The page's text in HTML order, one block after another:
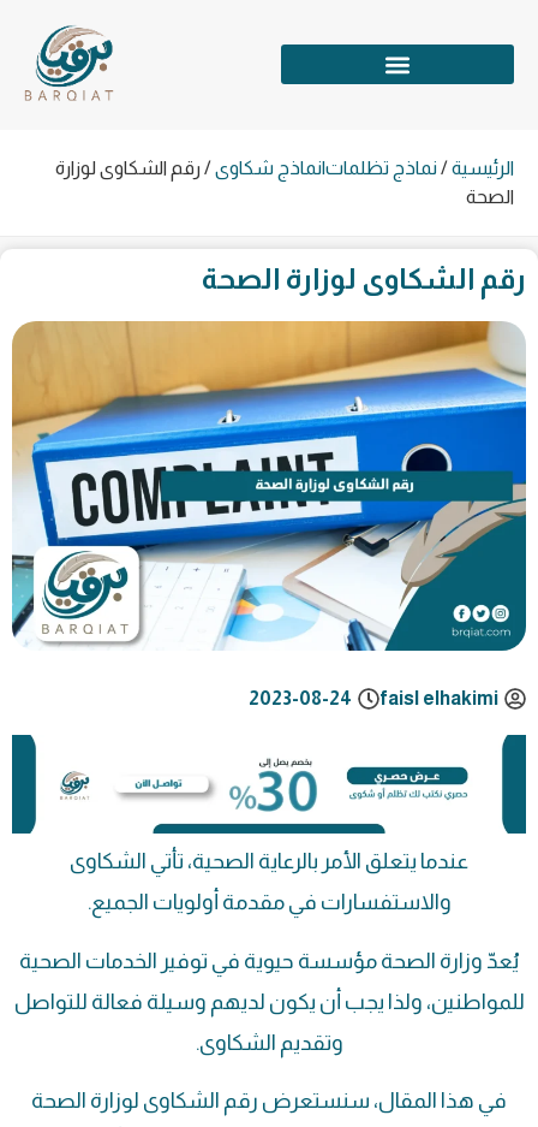
الرئيسية/نماذج تظلمات|نماذج شكاوى/ رقم الشكاوى لوزارة
الصحة
رقم الشكاوى لوزارة الصحة
faisl elhakimi
2023-08-24
عندما يتعلق الأمر بالرعاية الصحية، تأتي الشكاوى
والاستفسارات في مقدمة أولويات الجميع.
يُعدّ وزارة الصحة مؤسسة حيوية في توفير الخدمات الصحية
للمواطنين، ولذا يجب أن يكون لديهم وسيلة فعالة للتواصل
وتقديم الشكاوى.
في هذا المقال، سنستعرض رقم الشكاوى لوزارة الصحة